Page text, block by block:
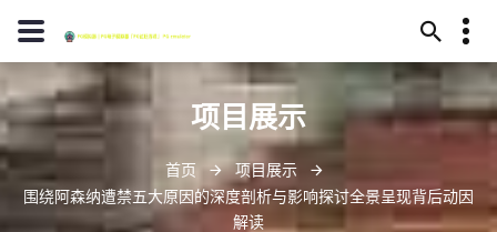
13594780517
芜湖市姻浆区204号
distinguishing@att.net
项目展示
首页
项目展示
围绕阿森纳遭禁五大原因的深度剖析与影响探讨全景呈现背后动因
解读